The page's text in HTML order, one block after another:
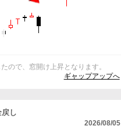
ので、窓開け上昇となります。
ギャップアップへ
し
2026/08/05